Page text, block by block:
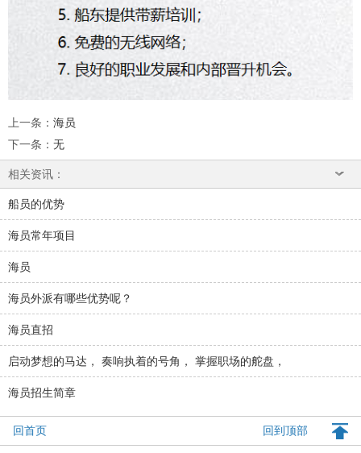
上一条 ： 海员
下一条 ： 无
相关资讯：
船员的优势
海员常年项目
海员
海员外派有哪些优势呢？
海员直招
启动梦想的马达， 奏响执着的号角， 掌握职场的舵盘，
海员招生简章
回首页 回到顶部